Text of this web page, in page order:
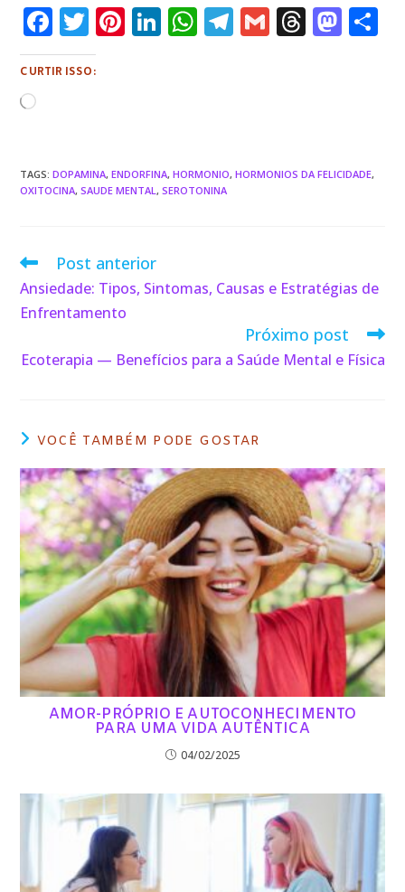
F
a
c
o
o
T
w
it
Pi
st
Li
n
W
p
p
T
m
G T
d
M
o
CURTIR ISSO:
TAGS:DOPAMINA, ENDORFINA, HORMONIO, HORMONIOS DA FELICIDADE,
OXITOCINA, SAUDE MENTAL , SEROTONINA
Post anterior
Ansiedade: Tipos, Sintomas, Causas e Estratégias de
Enfrentamento
Próximo post
Ecoterapia — Benefícios para a Saúde Mental e Física
VOCÊ TAMBÉM PODE GOSTAR
AMOR-PRÓPRIO E AUTOCONHECIMENTO
PARA UMA VIDA AUTÊNTICA
04/02/2025